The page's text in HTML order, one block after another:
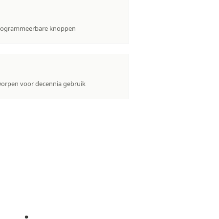
knoppen
voor decennia gebruik